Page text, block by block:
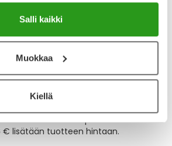
Salli kaikki
Muokkaa
Kiellä
ja reseptin toimitusmaksu
korvattava. Reseptin
€ lisätään tuotteen hintaan.